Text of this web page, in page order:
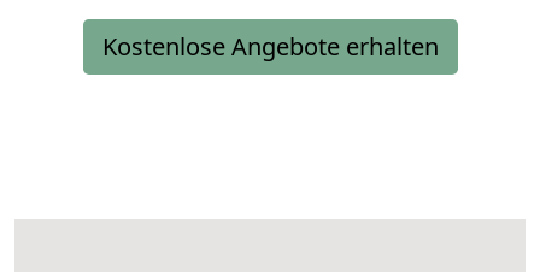
Kostenlose Angebote erhalten